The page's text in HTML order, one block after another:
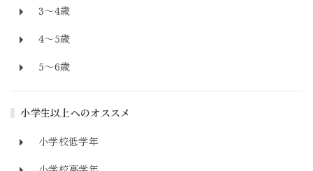
3～4歳
4～5歳
5～6歳
小学生以上へのオススメ
小学校低学年